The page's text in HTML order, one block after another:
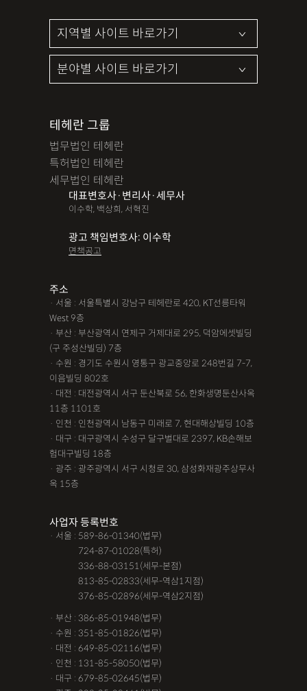
테헤란 그룹
법무법인 테헤란
특허법인 테헤란
세무법인 테헤란
대표변호사·변리사·세무사
이수학, 백상희, 서혁진
광고 책임변호사: 이수학
면책공고
주소
· 서울 : 서울특별시 강남구 테헤란로 420, KT선릉타워
West 9층
· 부산 : 부산광역시 연제구 거제대로 295, 덕암에셋빌딩
(구 주성산빌딩) 7층
· 수원 : 경기도 수원시 영통구 광교중앙로 248번길 7-7,
이음빌딩 802호
· 대전 : 대전광역시 서구 둔산북로 56, 한화생명둔산사옥
11층 1101호
· 인천 : 인천광역시 남동구 미래로 7, 현대해상빌딩 10층
· 대구 : 대구광역시 수성구 달구벌대로 2397, KB손해보
험대구빌딩 18층
· 광주 : 광주광역시 서구 시청로 30, 삼성화재광주상무사
옥 15층
사업자 등록번호
· 서울 : 589-86-01340(법무)
724-87-01028(특허)
336-88-03151(세무-본점)
813-85-02833(세무-역삼1지점)
376-85-02896(세무-역삼2지점)
· 부산 : 386-85-01948(법무)
· 수원 : 351-85-01826(법무)
· 대전 : 649-85-02116(법무)
· 인천 : 131-85-58050(법무)
· 대구 : 679-85-02645(법무)